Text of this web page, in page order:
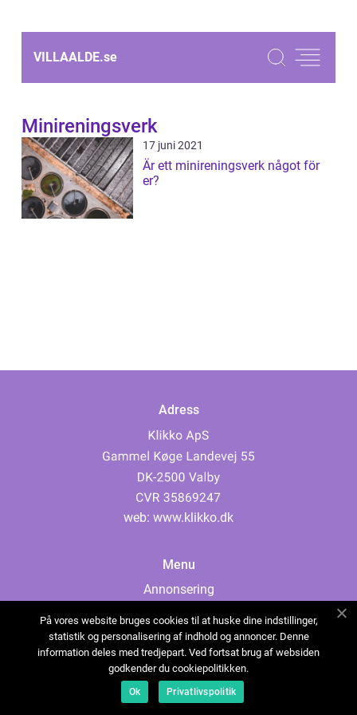
VILLAALDE.se
Minireningsverk
17 juni 2021
Är ett minireningsverk något för
er?
Adress
web: www.klikko.dk
Menu
Annonsering
Cookies
Kontakta oss
Sitemap
På vores website bruges cookies til at huske dine indstillinger,
statistik og personalisering af indhold og annoncer. Denne
information deles med tredjepart. Ved fortsat brug af websiden
godkender du cookiepolitikken.
Ok Privatlivspolitik